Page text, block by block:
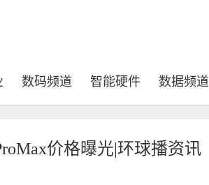
数码频道 智能硬件 数据频道
价格曝光|环球播资讯